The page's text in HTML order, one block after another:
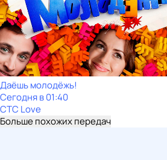
Даёшь молодёжь!
Сегодня в 01:40
СТС Love
Больше похожих передач